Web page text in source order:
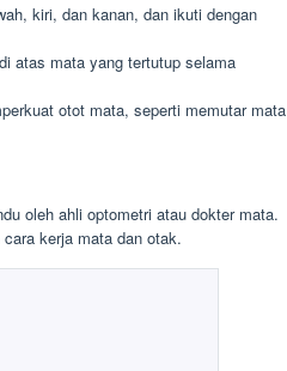
kiri, dan kanan, dan ikuti dengan
atas mata yang tertutup selama
otot mata, seperti memutar mata
oleh ahli optometri atau dokter mata.
kerja mata dan otak.